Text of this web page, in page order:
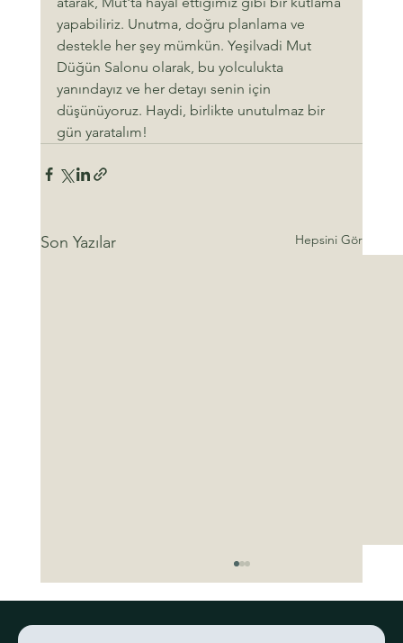
yapabiliriz. Unutma, doğru planlama ve
destekle her şey mümkün. Yeşilvadi Mut
Düğün Salonu olarak, bu yolculukta
yanındayız ve her detayı senin için
düşünüyoruz. Haydi, birlikte unutulmaz bir
gün yaratalım!
Son Yazılar Hepsini Gör